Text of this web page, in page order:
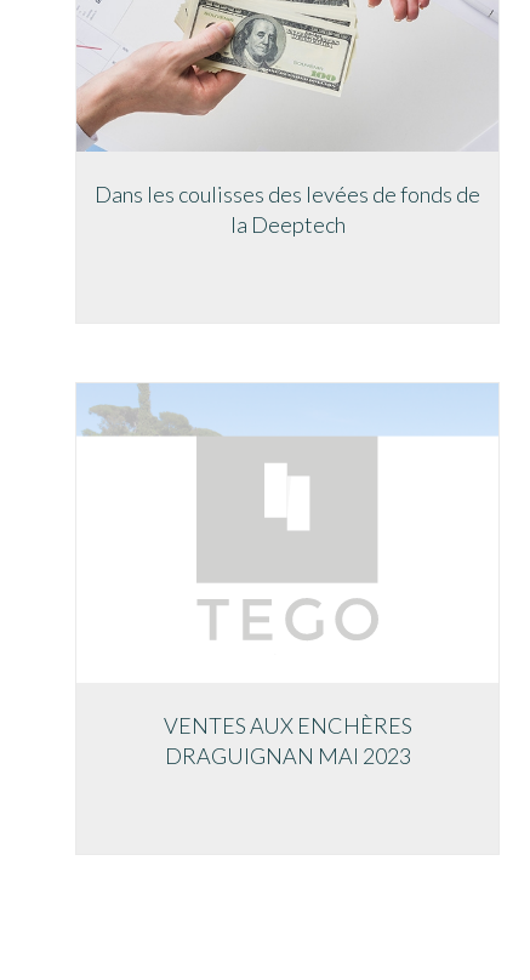
Dans les coulisses des levées de fonds de
la Deeptech
VENTES AUX ENCHÈRES
DRAGUIGNAN MAI 2023